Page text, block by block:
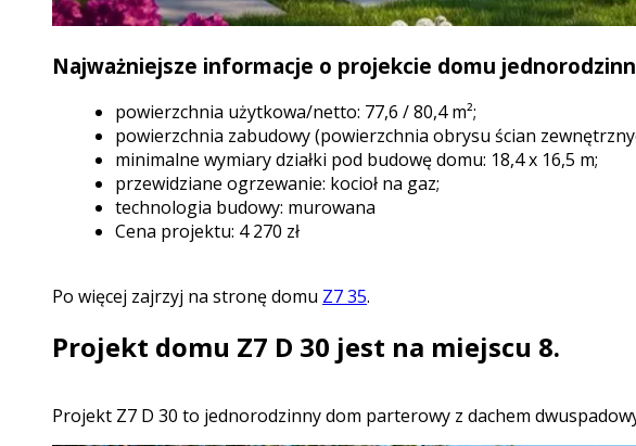
Najważniejsze informacje o projekcie domu
powierzchnia użytkowa/netto: 77,6 / 80,4 m²;
powierzchnia zabudowy (powierzchnia obrysu ścian
minimalne wymiary działki pod budowę domu: 18,4 x 16,5 m;
przewidziane ogrzewanie: kocioł na gaz;
technologia budowy: murowana
Cena projektu: 4 270 zł
Po więcej zajrzyj na stronę domu Z7 35.
Projekt domu Z7 D 30 jest na miejscu 8.
projekt Z7 D 30 to jednorodzinny dom parterowy z dachem